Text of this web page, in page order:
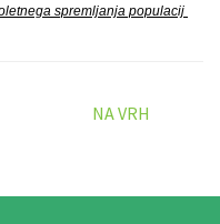
spremljanja populacij
NA VRH